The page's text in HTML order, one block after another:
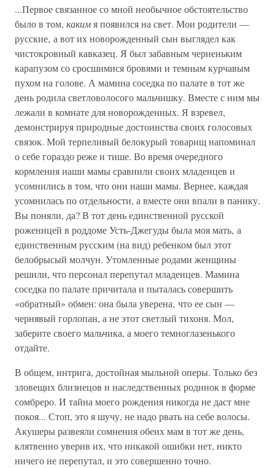
...Первое связанное со мной необычное обстоятельство
было в том, какимя появился на свет. Мои родители —
русские, а вот их новорожденный сын выглядел как
чистокровный кавказец. Я был забавным черненьким
карапузом со сросшимися бровями и темным курчавым
пухом на голове. А мамина соседка по палате в тот же
день родила светловолосого мальчишку. Вместе с ним мы
лежали в комнате для новорожденных. Я взревел,
демонстрируя природные достоинства своих голосовых
связок. Мой терпеливый белокурый товарищ напоминал
о себе гораздо реже и тише. Во время очередного
кормления наши мамы сравнили своих младенцев и
усомнились в том, что они наши мамы. Вернее, каждая
усомнилась по отдельности, а вместе они впали в панику.
Вы поняли, да? В тот день единственной русской
роженицей в роддоме Усть-Джегуды была моя мать, а
единственным русским (на вид) ребенком был этот
белобрысый молчун. Утомленные родами женщины
решили, что персонал перепутал младенцев. Мамина
соседка по палате причитала и пыталась совершить
«обратный» обмен: она была уверена, что ее сын —
чернявый горлопан, а не этот светлый тихоня. Мол,
заберите своего мальчика, а моего темноглазенького
отдайте.
В общем, интрига, достойная мыльной оперы. Только без
зловещих близнецов и наследственных родинок в форме
сомбреро. И тайна моего рождения никогда не даст мне
покоя... Стоп, это я шучу, не надо рвать на себе волосы.
Акушеры развеяли сомнения обеих мам в тот же день,
клятвенно уверив их, что никакой ошибки нет, никто
ничего не перепутал, и это совершенно точно.